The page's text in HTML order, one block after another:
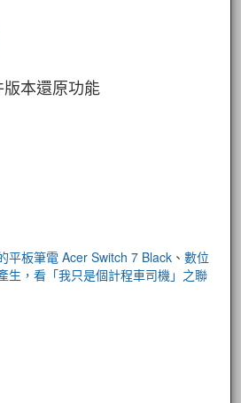
本還原功能
平板筆電 Acer Switch 7 Black 、數位
生，看「我只是個計程車司機」之聯